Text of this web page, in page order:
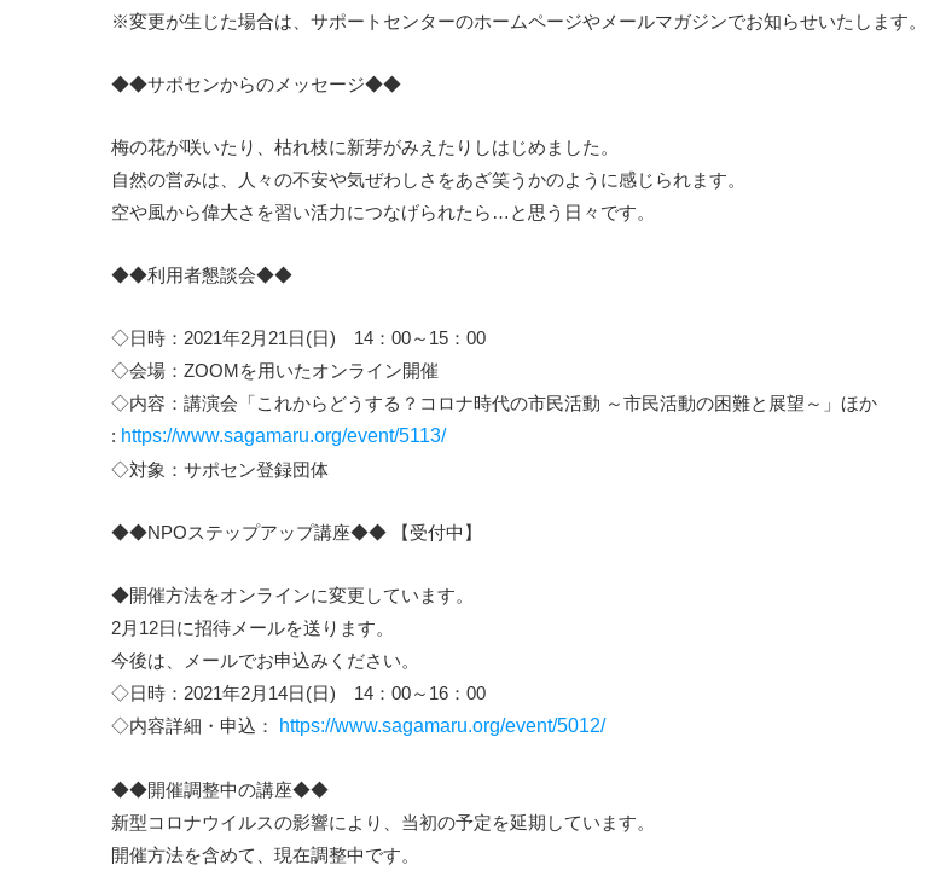
※変更が生じた場合は、サポートセンターのホームページやメールマガジンでお知らせいたします。
◆◆サポセンからのメッセージ◆◆
梅の花が咲いたり、枯れ枝に新芽がみえたりしはじめました。
自然の営みは、人々の不安や気ぜわしさをあざ笑うかのように感じられます。
空や風から偉大さを習い活力につなげられたら…と思う日々です。
◆◆利用者懇談会◆◆
◇日時：2021年2月21日(日) 14：00～15：00
◇会場：ZOOMを用いたオンライン開催
◇内容：講演会「これからどうする？コロナ時代の市民活動 ～市民活動の困難と展望～」ほか
: https://www.sagamaru.org/event/5113/
◇対象：サポセン登録団体
◆◆NPOステップアップ講座◆◆ 【受付中】
◆開催方法をオンラインに変更しています。
2月12日に招待メールを送ります。
今後は、メールでお申込みください。
◇日時：2021年2月14日(日) 14：00～16：00
◇内容詳細・申込：
https://www.sagamaru.org/event/5012/
◆◆開催調整中の講座◆◆
新型コロナウイルスの影響により、当初の予定を延期しています。
開催方法を含めて、現在調整中です。